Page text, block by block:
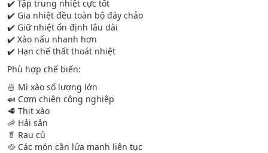
✔️ Tập trung nhiệt cực tốt
✔️ Gia nhiệt đều toàn bộ đáy chảo
✔️ Giữ nhiệt ổn định lâu dài
✔️ Xào nấu nhanh hơn
✔️ Hạn chế thất thoát nhiệt
Phù hợp chế biến:
🍜 Mì xào số lượng lớn
🍛 Cơm chiên công nghiệp
🥩 Thịt xào
🦐 Hải sản
🥬 Rau củ
🥘 Các món cần lửa mạnh liên tục